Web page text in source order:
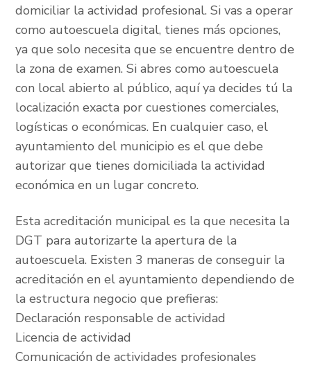
domiciliar la actividad profesional. Si vas a operar
como autoescuela digital, tienes más opciones,
ya que solo necesita que se encuentre dentro de
la zona de examen. Si abres como autoescuela
con local abierto al público, aquí ya decides tú la
localización exacta por cuestiones comerciales,
logísticas o económicas. En cualquier caso, el
ayuntamiento del municipio es el que debe
autorizar que tienes domiciliada la actividad
económica en un lugar concreto.
Esta acreditación municipal es la que necesita la
DGT para autorizarte la apertura de la
autoescuela. Existen 3 maneras de conseguir la
acreditación en el ayuntamiento dependiendo de
la estructura negocio que prefieras:
Declaración responsable de actividad
Licencia de actividad
Comunicación de actividades profesionales